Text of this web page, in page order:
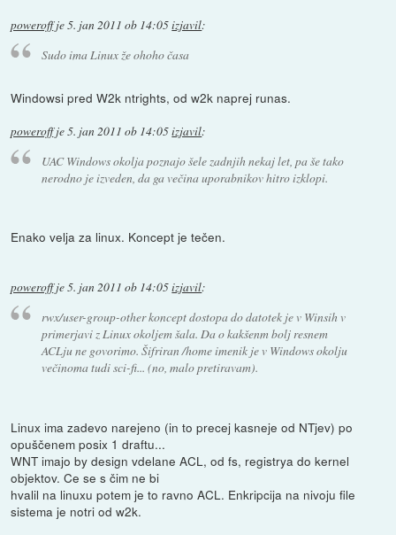
poweroffje5. jan 2011 ob 14:05izjavil:
Sudo ima Linux že ohoho časa
Windowsi pred W2k ntrights, od w2k naprej runas.
poweroffje5. jan 2011 ob 14:05izjavil:
UAC Windows okolja poznajo šele zadnjih nekaj let, pa še tako
nerodno je izveden, da ga večina uporabnikov hitro izklopi.
Enako velja za linux. Koncept je tečen.
poweroffje5. jan 2011 ob 14:05izjavil:
rwx/user-group-other koncept dostopa do datotek je v Winsih v
primerjavi z Linux okoljem šala. Da o kakšenm bolj resnem
ACLju ne govorimo. Šifriran /home imenik je v Windows okolju
večinoma tudi sci-fi... (no, malo pretiravam).
Linux ima zadevo narejeno (in to precej kasneje od NTjev) po
opuščenem posix 1 draftu...
WNT imajo by design vdelane ACL, od fs, registrya do kernel
objektov. Ce se s čim ne bi
hvalil na linuxu potem je to ravno ACL. Enkripcija na nivoju file
sistema je notri od w2k.